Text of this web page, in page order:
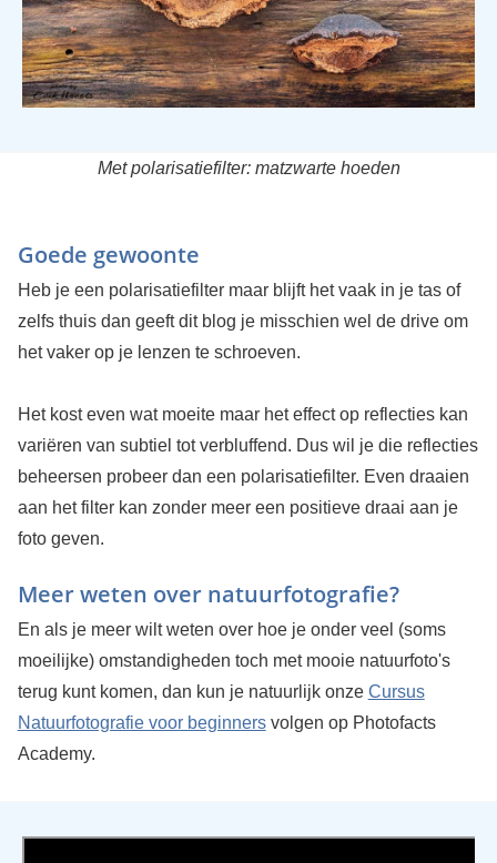
Met polarisatiefilter: matzwarte hoeden
Goede gewoonte
Heb je een polarisatiefilter maar blijft het vaak in je tas of
zelfs thuis dan geeft dit blog je misschien wel de drive om
het vaker op je lenzen te schroeven.
Het kost even wat moeite maar het effect op reflecties kan
variëren van subtiel tot verbluffend. Dus wil je die reflecties
beheersen probeer dan een polarisatiefilter. Even draaien
aan het filter kan zonder meer een positieve draai aan je
foto geven.
Meer weten over natuurfotografie?
En als je meer wilt weten over hoe je onder veel (soms
moeilijke) omstandigheden toch met mooie natuurfoto's
terug kunt komen, dan kun je natuurlijk onze Cursus
Natuurfotografie voor beginnersvolgen op Photofacts
Academy.